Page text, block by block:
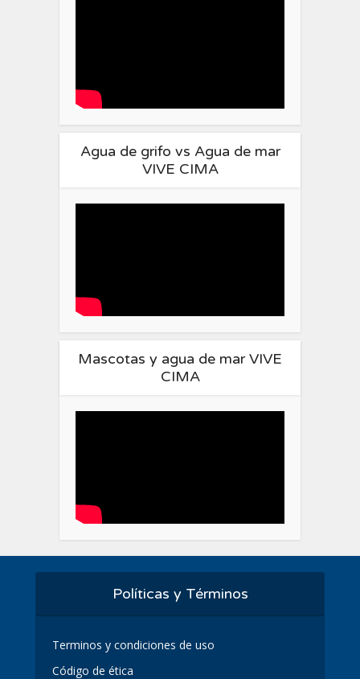
Agua de grifo vs Agua de mar
VIVE CIMA
Mascotas y agua de mar VIVE
CIMA
Políticas y Términos
Terminos y condiciones de uso
Código de ética